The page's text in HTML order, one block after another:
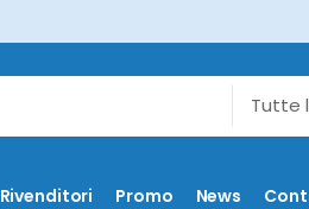
Rivenditori Promo News